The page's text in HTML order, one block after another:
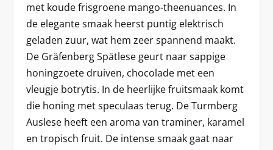
met koude frisgroene mango-theenuances. In
de elegante smaak heerst puntig elektrisch
geladen zuur, wat hem zeer spannend maakt.
De Gräfenberg Spätlese geurt naar sappige
honingzoete druiven, chocolade met een
vleugje botrytis. In de heerlijke fruitsmaak komt
die honing met speculaas terug. De Turmberg
Auslese heeft een aroma van traminer, karamel
en tropisch fruit. De intense smaak gaat naar